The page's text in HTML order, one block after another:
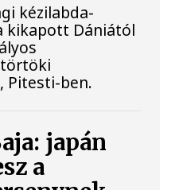
kézilabda-
kikapott Dániától
Pitesti-ben.
japán
a